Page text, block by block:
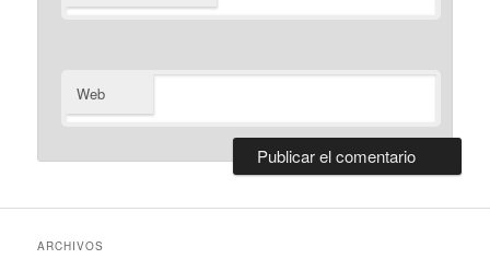
Web
ARCHIVOS